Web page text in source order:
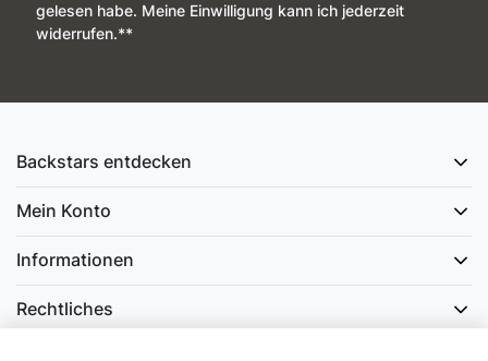
gelesen habe. Meine Einwilligung kann ich jederzeit
widerrufen.**
Backstars entdecken
Mein Konto
Informationen
Rechtliches